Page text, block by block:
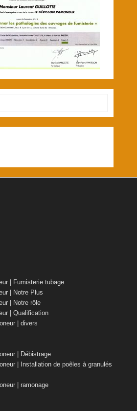
| Fumisterie tubage
| Notre Plus
| Notre rôle
| Qualification
| divers
| Débistrage
| Installation de poêles à granulés
| ramonage